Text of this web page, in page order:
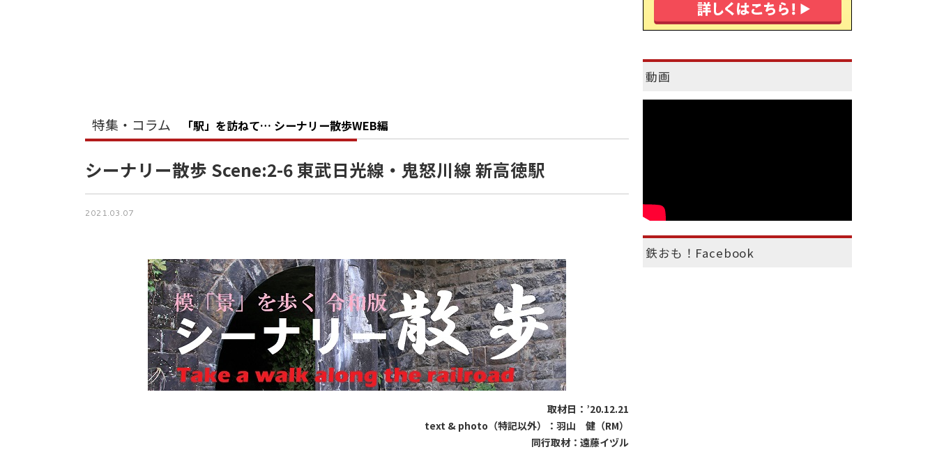
特集・コラム 「駅」を訪ねて… シーナリー散歩WEB編
シーナリー散歩 Scene:2-6 東武日光線・鬼怒川線 新高徳駅
2021.03.07
取材日：’20.12.21
text & photo（特記以外）：羽山 健（RM）
同行取材：遠藤イヅル
動画
鉄おも！Facebook